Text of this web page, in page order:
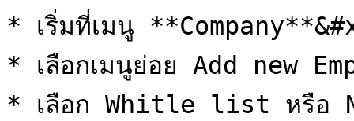
* เริ่มที่เมนู
* เลือกเมนูย่อย Add new
* เลือก Whitle list หรือ